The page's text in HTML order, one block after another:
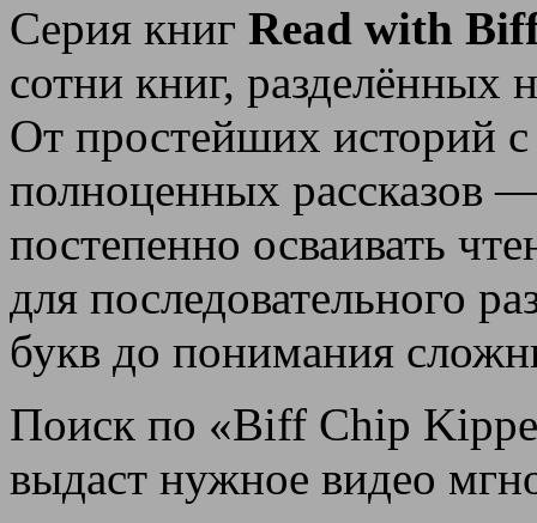
Серия книг Read with
сотни книг, разделённых
От простейших историй
полноценных рассказов
постепенно осваивать
для последовательного
букв до понимания
Поиск по «Biff Chip
выдаст нужное видео